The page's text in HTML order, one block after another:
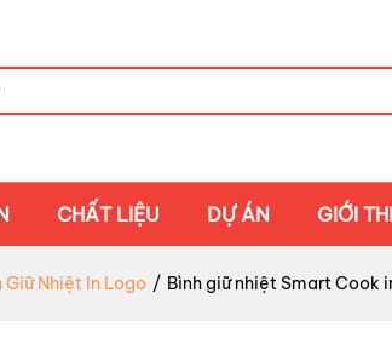
CHẤT LIỆU DỰ ÁN GIỚI
Giữ Nhiệt In Logo / Bình giữ nhiệt Smart Cook